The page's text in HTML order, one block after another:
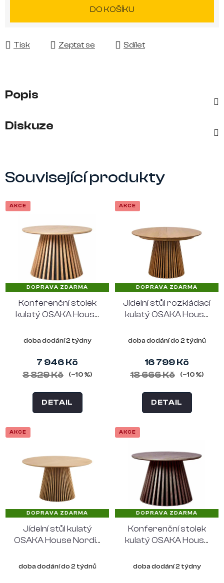
DO KOŠÍKU
Tisk Zeptat se Sdílet
Popis
Diskuze
Související produkty
AKCE
DOPRAVA ZDARMA
Konferenční stolek
kulatý OSAKA House
přírodní dub
doba dodání 2 týdny
7 946 Kč
8 829 Kč
(–10 %)
DETAIL
AKCE
DOPRAVA ZDARMA
Jídelní stůl rozkládací
kulatý OSAKA House
délka 200 cm,
doba dodání do 2 týdnů
16 799 Kč
18 666 Kč
(–10 %)
DETAIL
AKCE
DOPRAVA ZDARMA
Jídelní stůl kulatý
OSAKA House Nordic
dub
doba dodání do 2 týdnů
AKCE
DOPRAVA ZDARMA
Konferenční stolek
kulatý OSAKA House
uzený dub
doba dodání 2 týdny